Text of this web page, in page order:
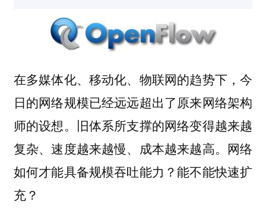
在多媒体化、移动化、物联网的趋势下，今
日的网络规模已经远远超出了原来网络架构
师的设想。旧体系所支撑的网络变得越来越
复杂、速度越来越慢、成本越来越高。网络
如何才能具备规模吞吐能力？能不能快速扩
充？